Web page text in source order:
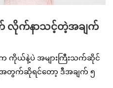
က် လိုက်နာသင့်တဲ့အချက်
က ကိုယ်နဲ့ပဲ အများကြီးသက်ဆိုင်
ဖို့အတွက်ဆိုရင်တော့ ဒီအချက် ၅